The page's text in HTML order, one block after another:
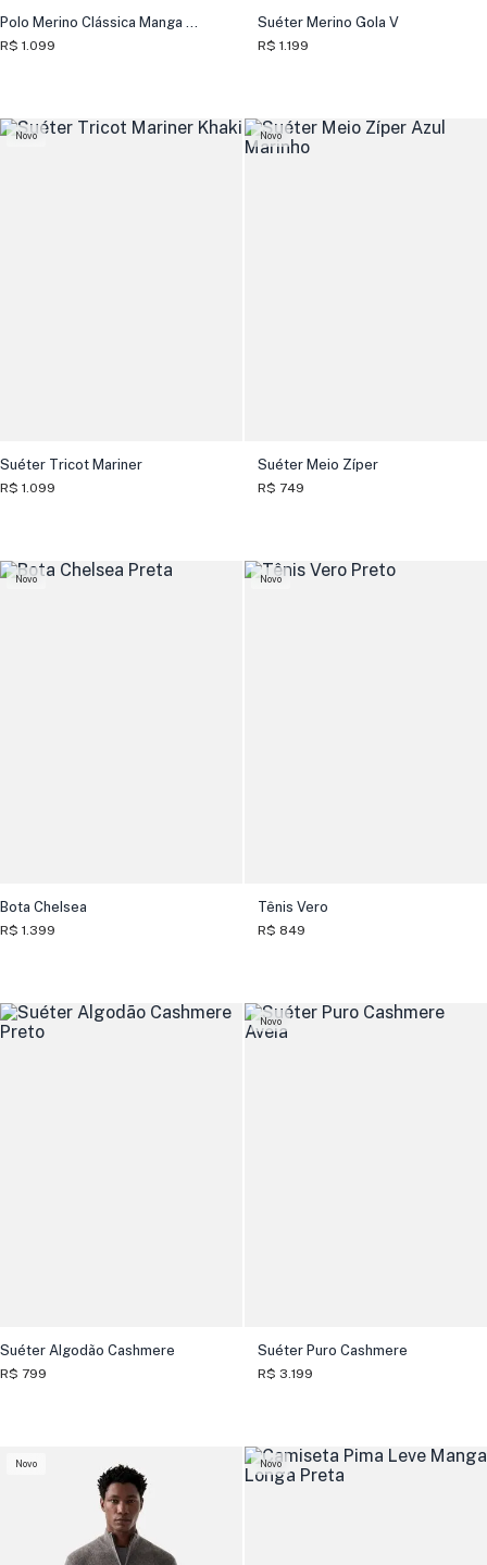
R$ 1.099
Suéter Merino Gola V
R$ 1.199
Novo
Suéter Tricot Mariner
R$ 1.099
Novo
Suéter Meio Zíper
R$ 749
Novo
Bota Chelsea
R$ 1.399
Novo
Tênis Vero
R$ 849
Suéter Algodão Cashmere
R$ 799
Novo
Suéter Puro Cashmere
R$ 3.199
Novo Novo